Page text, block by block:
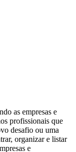
as empresas e
profissionais que
desafio ou uma
organizar e listar
e